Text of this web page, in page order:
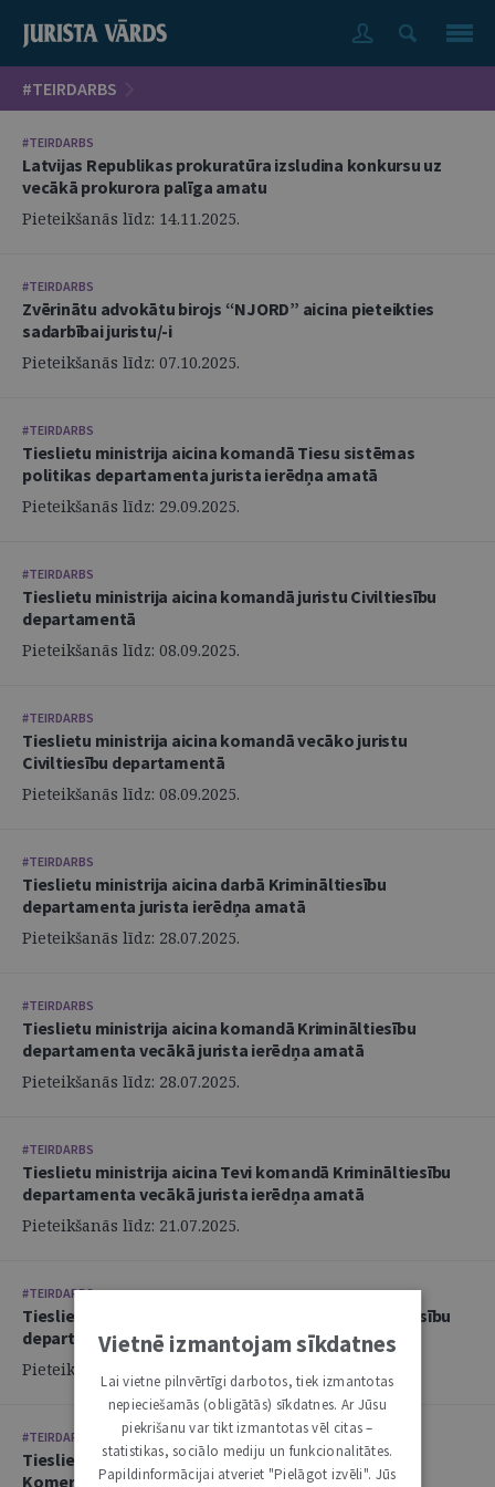
#TEIRDARBS
#TEIRDARBS
Latvijas Republikas prokuratūra izsludina konkursu uz
vecākā prokurora palīga amatu
Pieteikšanās līdz: 14.11.2025.
#TEIRDARBS
Zvērinātu advokātu birojs “NJORD” aicina pieteikties
sadarbībai juristu/-i
Pieteikšanās līdz: 07.10.2025.
#TEIRDARBS
Tieslietu ministrija aicina komandā Tiesu sistēmas
politikas departamenta jurista ierēdņa amatā
Pieteikšanās līdz: 29.09.2025.
#TEIRDARBS
Tieslietu ministrija aicina komandā juristu Civiltiesību
departamentā
Pieteikšanās līdz: 08.09.2025.
#TEIRDARBS
Tieslietu ministrija aicina komandā vecāko juristu
Civiltiesību departamentā
Pieteikšanās līdz: 08.09.2025.
#TEIRDARBS
Tieslietu ministrija aicina darbā Krimināltiesību
departamenta jurista ierēdņa amatā
Pieteikšanās līdz: 28.07.2025.
#TEIRDARBS
Tieslietu ministrija aicina komandā Krimināltiesību
departamenta vecākā jurista ierēdņa amatā
Pieteikšanās līdz: 28.07.2025.
#TEIRDARBS
Tieslietu ministrija aicina Tevi komandā Krimināltiesību
departamenta vecākā jurista ierēdņa amatā
Pieteikšanās līdz: 21.07.2025.
#TEIRDARBS
Tieslietu ministrija aicina Tevi komandā Krimināltiesību
departamenta jurista ierēdņa amatā
Pieteikšanās līdz: 21.07.2025.
#TEIRDARBS
Tieslietu ministrija aicina komandā vecāko juristu
Komerctiesību departamentā
Vietnē izmantojam sīkdatnes
Lai vietne pilnvērtīgi darbotos, tiek izmantotas
nepieciešamās (obligātās) sīkdatnes. Ar Jūsu
piekrišanu var tikt izmantotas vēl citas –
statistikas, sociālo mediju un funkcionalitātes.
Papildinformācijai atveriet "Pielāgot izvēli". Jūs